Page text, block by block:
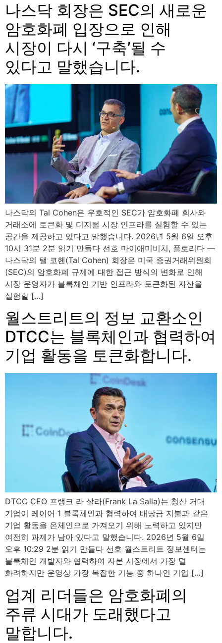
나스닥 회장은 SEC의 새로운
암호화폐 입장으로 인해
시장이 다시 ‘구축’될 수
있다고 말했습니다.
나스닥의 Tal Cohen은 우호적인 SEC가 암호화폐 회사와
거래소에 토큰화 및 디지털 시장 인프라를 실험할 수 있는
공간을 제공하고 있다고 말했습니다. 2026년 5월 6일 오후
10시 31분 2분 읽기 만들다 선호 마이애미비치, 플로리다 —
나스닥의 탤 코헨(Tal Cohen) 회장은 미국 증권거래위원회
(SEC)의 암호화폐 규제에 대한 접근 방식의 변화로 인해
시장 운영자가 블록체인 기반 인프라와 토큰화된 자산을
실험할 […]
월스트리트의 정보 교환소인
DTCC는 블록체인과 협력하여
기업 활동을 토큰화합니다.
DTCC CEO 프랭크 라 살라(Frank La Salla)는 청산 거대
기업이 레이어 1 블록체인과 협력하여 배당금 지불과 같은
기업 활동을 온체인으로 가져오기 위해 노력하고 있지만
여전히 과제가 남아 있다고 말했습니다. 2026년 5월 6일
오후 10:29 2분 읽기 만들다 선호 월스트리트 정보센터는
블록체인 개발자와 협력하여 자본 시장에서 가장 덜
화려하지만 운영상 가장 복잡한 기능 중 하나인 기업 […]
업계 리더들은 암호화폐의
주류 시대가 도래했다고
말합니다.